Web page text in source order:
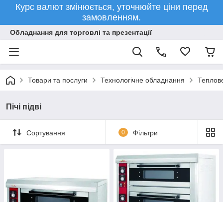
Курс валют змінюється, уточнюйте ціни перед
замовленням.
Обладнання для торговлі та презентації
Товари та послуги Технологічне обладнання
Пічі підві
Сортування 0 Фільтри